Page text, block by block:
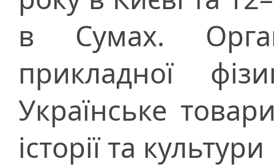
в Сумах.
прикладної
Українське
історії та культури